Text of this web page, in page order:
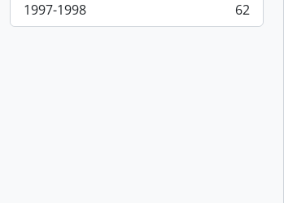
1997-1998
, 62 resultados 62